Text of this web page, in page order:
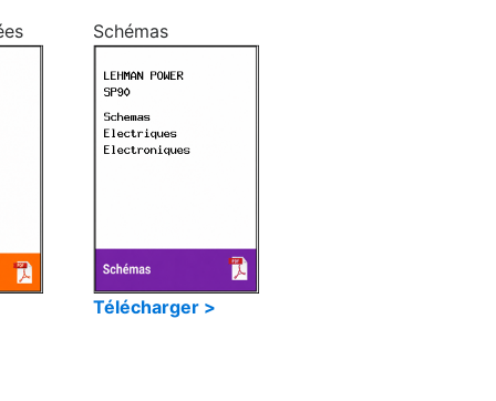
Schémas
Télécharger >